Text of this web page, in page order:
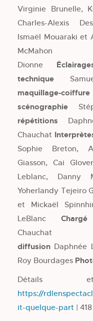
Virginie Brunelle,
Charles-Alexis
Ismaël Mouaraki et
McMahon
Dionne
technique
maquillage-coiffure
scénographie
répétitions
Chauchat
Sophie Breton,
Giasson, Cai
Leblanc, Danny
Yoherlandy Tejeiro
et Mickaël
LeBlanc
diffusion Daphnée
Roy Bourdages
https://
it-quelque-part |